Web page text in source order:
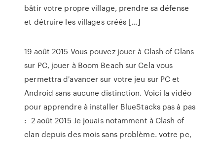
bâtir votre propre village, prendre sa défense
et détruire les villages créés […]
19 août 2015 Vous pouvez jouer à Clash of Clans
sur PC, jouer à Boom Beach sur Cela vous
permettra d'avancer sur votre jeu sur PC et
Android sans aucune distinction. Voici la vidéo
pour apprendre à installer BlueStacks pas à pas
: 2 août 2015 Je jouais notamment à Clash of
clan depuis des mois sans problème. votre pc,